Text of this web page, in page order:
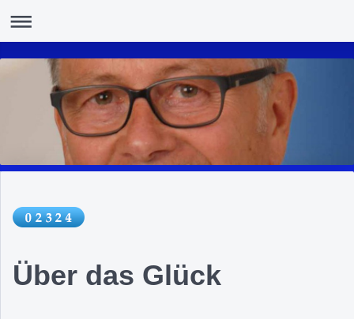
Über das Glück